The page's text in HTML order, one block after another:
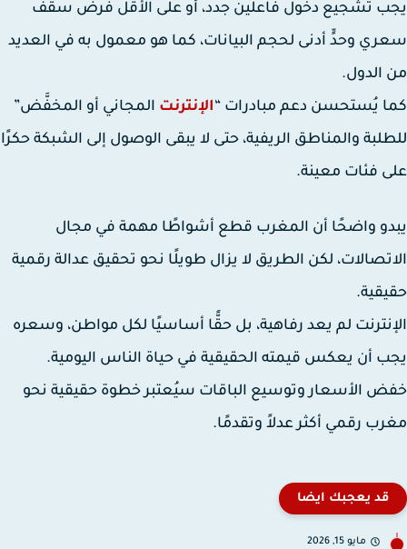
تشجيع دخول فاعلين جدد، أو على الأقل فرض سقف
وحدٍّ أدنى لحجم البيانات، كما هو معمول به في العديد
الدول.
يُستحسن دعم مبادرات “الإنترنتالمجاني أو المخفَّض”
والمناطق الريفية، حتى لا يبقى الوصول إلى الشبكة حكرًا
فئات معينة.
واضحًا أن المغرب قطع أشواطًا مهمة في مجال
لكن الطريق لا يزال طويلًا نحو تحقيق عدالة رقمية
لم يعد رفاهية، بل حقًّا أساسيًا لكل مواطن، وسعره
أن يعكس قيمته الحقيقية في حياة الناس اليومية.
الأسعار وتوسيع الباقات سيُعتبر خطوة حقيقية نحو
رقمي أكثر عدلاً وتقدمًا.
قد يعجبك ايضا
مايو 15, 2026